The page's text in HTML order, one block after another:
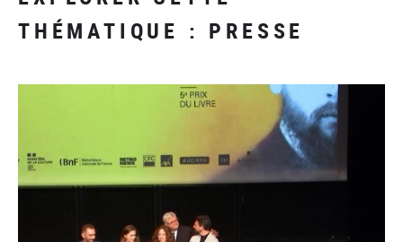
THÉMATIQUE : PRESSE